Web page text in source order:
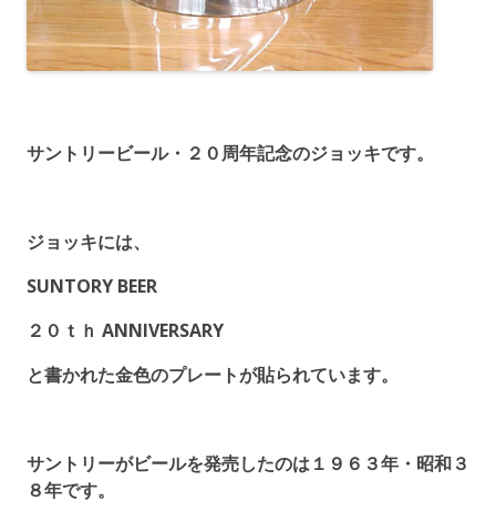
サントリービール・２０周年記念のジョッキです。
ジョッキには、
SUNTORY BEER
２０ｔｈ ANNIVERSARY
と書かれた金色のプレートが貼られています。
サントリーがビールを発売したのは１９６３年・昭和３
８年です。